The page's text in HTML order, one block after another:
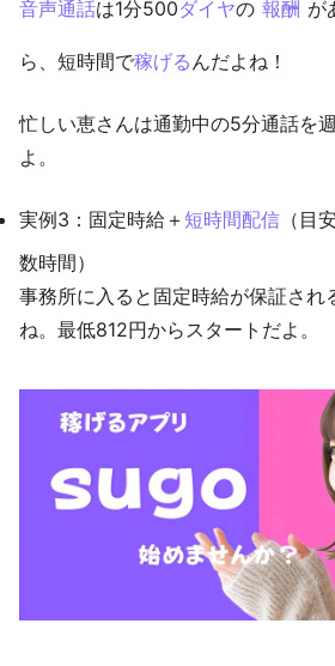
音声通話は1分500ダイヤの 報酬 が
ら、短時間で稼げるんだよね！
忙しい恵さんは通勤中の5分通話を
よ。
実例3：固定時給＋ 短時間配信 （目
数時間）
事務所に入ると固定時給が保証され
ね。最低812円からスタートだよ。